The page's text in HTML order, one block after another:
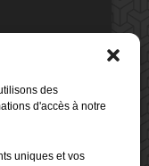
des
d'accès à notre
uniques et vos